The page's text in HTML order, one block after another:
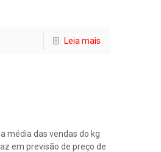
Leia mais
média das vendas do kg
em previsão de preço de